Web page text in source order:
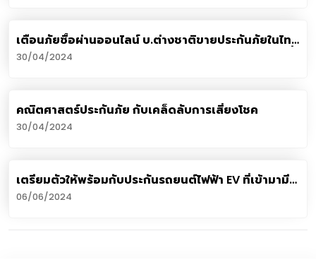
เตือนภัยซื้อผ่านออนไลน์​ บ.ต่างชาติขายประกันภัยในไทย
ไม่มีใบอนุญาต​ คปภ.รุกประสานหน่วยงานกำกับประกันที่
อังกฤษและกองปราบเร่งดำเนินคดี
30/04/2024
คณิตศาสตร์ประกันภัย กับเคล็ดลับการเสี่ยงโชค
30/04/2024
เตรียมตัวให้พร้อมกับประกันรถยนต์ไฟฟ้า EV ที่เข้ามามี
บทบาทในประเทศไทย
06/06/2024